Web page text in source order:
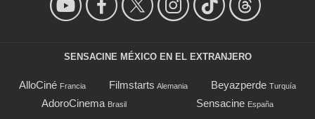
SENSACINE MÉXICO EN EL EXTRANJERO
AlloCiné Francia Filmstarts Alemania Beyazperde Turquía
AdoroCinema Brasil Sensacine España